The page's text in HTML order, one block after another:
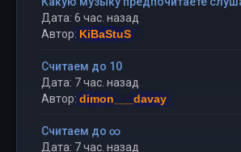
Дата: 6 час. назад
Автор: KiBaStuS
Считаем до 10
Дата: 7 час. назад
Автор: dimon___davay
Считаем до ∞
Дата: 7 час. назад